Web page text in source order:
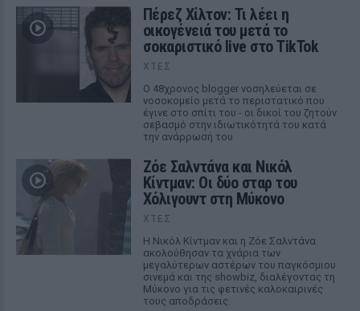
Πέρεζ Χίλτον: Τι λέει η
οικογένειά του μετά το
σοκαριστικό live στο TikTok
ΧΤΕΣ
Ο 48χρονος blogger νοσηλεύεται σε
νοσοκομείο μετά το περιστατικό που
έγινε στο σπίτι του - οι δικοί του ζητούν
σεβασμό στην ιδιωτικότητά του κατά
την ανάρρωσή του
Ζόε Σαλντάνα και Νικόλ
Κίντμαν: Οι δύο σταρ του
Χόλιγουντ στη Μύκονο
ΧΤΕΣ
Η Νικόλ Κίντμαν και η Ζόε Σαλντάνα
ακολούθησαν τα χνάρια των
μεγαλύτερων αστέρων του παγκόσμιου
σινεμά και της showbiz, διαλέγοντας τη
Μύκονο για τις φετινές καλοκαιρινές
τους αποδράσεις.